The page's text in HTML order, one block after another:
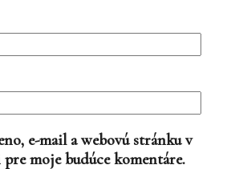
e-mail a webovú stránku v
moje budúce komentáre.